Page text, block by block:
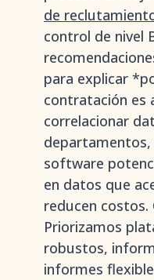
de
control de nivel
para explicar
contratación es
correlacionar
software
en datos que
reducen costos.
Priorizamos
robustos,
informes